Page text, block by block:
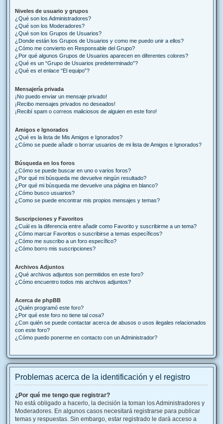
Niveles de usuario y grupos
¿Qué son los Administradores?
¿Qué son los Moderadores?
¿Qué son los Grupos de Usuarios?
¿Donde están los Grupos de Usuarios y como me puedo unir a ellos?
¿Cómo me convierto en Responsable del Grupo?
¿Por qué algunos Grupos de Usuarios aparecen en diferentes colores?
¿Qué es un “Grupo de Usuarios predeterminado”?
¿Qué es el enlace “El equipo”?
Mensajería privada
¡No puedo enviar un mensaje privado!
¡Recibo mensajes privados no deseados!
¡Recibí spam o correos maliciosos de alguien en este foro!
Amigos e Ignorados
¿Qué es la lista de Mis Amigos e Ignorados?
¿Cómo se puede añadir o borrar usuarios de mi lista de Amigos e Ignorados?
Búsqueda en los foros
¿Cómo se puede buscar en uno o varios foros?
¿Por qué mi búsqueda me devuelve ningún resultado?
¿Por qué mi búsqueda me devuelve una página en blanco?
¿Cómo busco usuarios?
¿Como se puede encontrar mis propios mensajes y temas?
Suscripciones y Favoritos
¿Cuál es la diferencia entre añadir como Favorito y suscribirme a un tema?
¿Cómo marcar Favoritos o suscribirse a temas específicos?
¿Cómo me suscribo a un foro específico?
¿Cómo borro mis suscripciones?
Archivos Adjuntos
¿Qué archivos adjuntos son permitidos en este foro?
¿Cómo encuentro todos mis archivos adjuntos?
Acerca de phpBB
¿Quién programó este foro?
¿Por qué este foro no tiene tal cosa?
¿Con quién se puede contactar acerca de abusos o usos ilegales relacionados
con este foro?
¿Cómo puedo ponerme en contacto con un Administrador?
Problemas acerca de la identificación y el registro
¿Por qué me tengo que registrar?
No está obligado a hacerlo, la decisión la toman los Administradores y
Moderadores. En algunos casos necesitará registrarse para publicar
temas y respuestas. Sin embargo, estar registrado le dará acceso a